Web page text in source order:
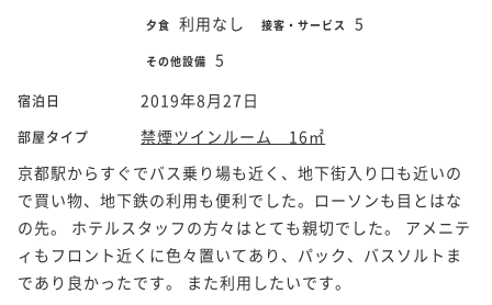
夕食 利用なし 接客・サービス 5
その他設備 5
宿泊日 2019年8月27日
部屋タイプ
禁煙ツインルーム 16㎡
京都駅からすぐでバス乗り場も近く、地下街入り口も近いの
で買い物、地下鉄の利用も便利でした。ローソンも目とはな
の先。 ホテルスタッフの方々はとても親切でした。 アメニテ
ィもフロント近くに色々置いてあり、パック、バスソルトま
であり良かったです。 また利用したいです。